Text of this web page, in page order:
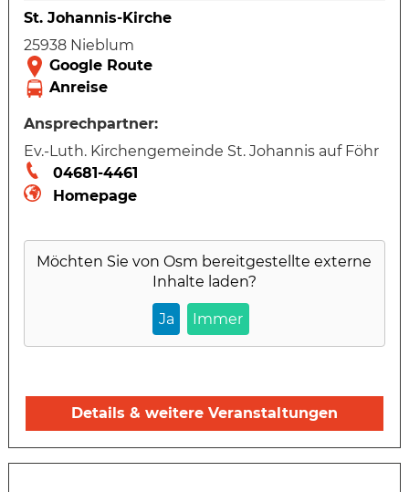
St. Johannis-Kirche
25938 Nieblum
Ansprechpartner:
Ev.-Luth. Kirchengemeinde St. Johannis auf Föhr
04681-4461
Homepage
Möchten Sie vonOsm bereitgestellte externe
Inhalte laden?
Ja Immer
Details & weitere Veranstaltungen